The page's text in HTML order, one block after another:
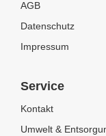
AGB
Datenschutz
Impressum
Service
Kontakt
Umwelt &